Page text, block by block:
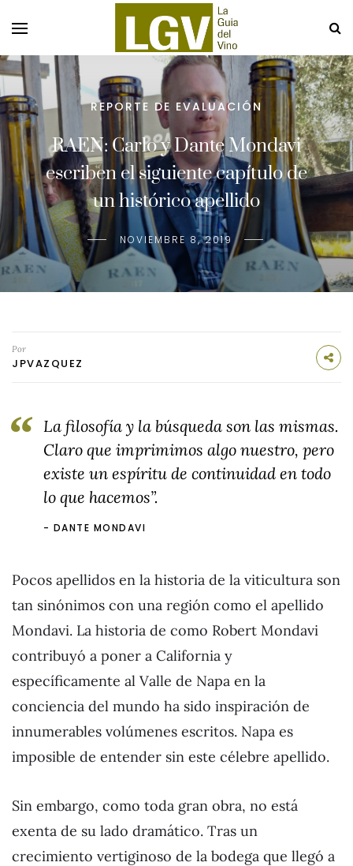
REPORTE DE EVALUACIÓN
RAEN: Carlo y Dante Mondavi
escriben el siguiente capítulo de
un histórico apellido
NOVIEMBRE 8, 2019
Por
JPVAZQUEZ
La filosofía y la búsqueda son las mismas.
Claro que imprimimos algo nuestro, pero
existe un espíritu de continuidad en todo
lo que hacemos”.
DANTE MONDAVI
Pocos apellidos en la historia de la viticultura son
tan sinónimos con una región como el apellido
Mondavi. La historia de como Robert Mondavi
contribuyó a poner a California y
específicamente al Valle de Napa en la
conciencia del mundo ha sido inspiración de
innumerables volúmenes escritos. Napa es
imposible de entender sin este célebre apellido.
Sin embargo, como toda gran obra, no está
exenta de su lado dramático. Tras un
crecimiento vertiginoso de la bodega que llegó a